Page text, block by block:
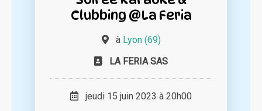
Clubbing @La Feria
à Lyon (69)
LA FERIA SAS
jeudi 15 juin 2023 à 20h00